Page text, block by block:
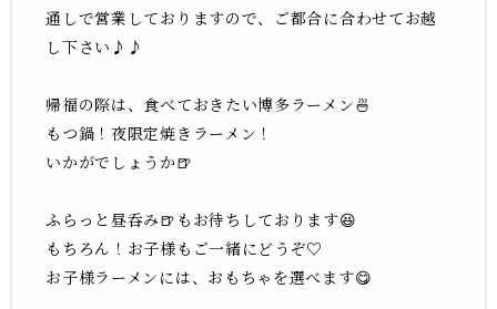
通しで営業しておりますので、ご都合に合わせてお越
し下さい♪♪
帰福の際は、食べておきたい博多ラーメン🍜
もつ鍋！夜限定焼きラーメン！
いかがでしょうか🍺
ふらっと昼呑み🍺もお待ちしております😆
もちろん！お子様もご一緒にどうぞ♡
お子様ラーメンには、おもちゃを選べます😋